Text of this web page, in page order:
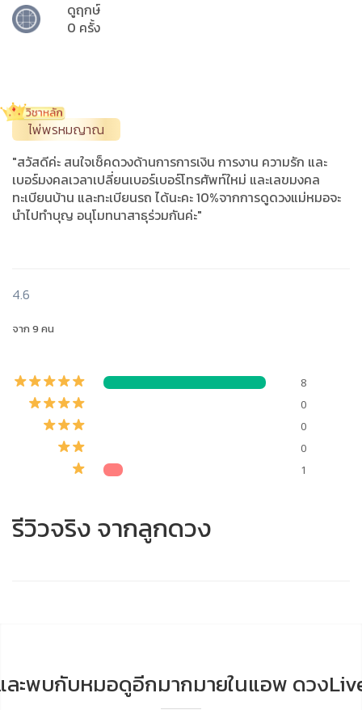
ดูฤกษ์
0 ครั้ง
ไพ่พรหมญาณ
"สวัสดีค่ะ สนใจเช็คดวงด้านการการเงิน การงาน ความรัก และ
เบอร์มงคลเวลาเปลี่ยนเบอร์เบอร์โทรศัพท์ใหม่ และเลขมงคล
ทะเบียนบ้าน และทะเบียนรถ ได้นะคะ 10%จากการดูดวงแม่หมอจะ
นำไปทำบุญ อนุโมทนาสาธุร่วมกันค่ะ"
4.6
จาก 9 คน
8
0
0
0
1
รีวิวจริง จากลูกดวง
ละพบกับหมอดูอีกมากมายในแอพ ดวง